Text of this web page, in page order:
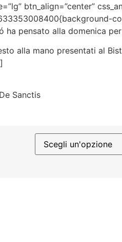
btn_align=”center”
ha pensato alla domenica
alla mano presentati al
Sanctis